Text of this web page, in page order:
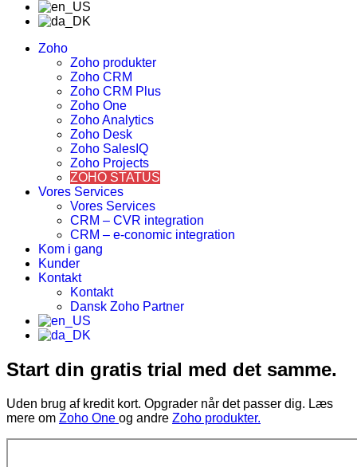
Zoho
Zoho produkter
Zoho CRM
Zoho CRM Plus
Zoho One
Zoho Analytics
Zoho Desk
Zoho SalesIQ
Zoho Projects
ZOHO STATUS
Vores Services
Vores Services
CRM – CVR integration
CRM – e-conomic integration
Kom i gang
Kunder
Kontakt
Kontakt
Dansk Zoho Partner
Start din gratis trial med det samme.
Uden brug af kredit kort. Opgrader når det passer dig. Læs
mere om Zoho One og andre Zoho produkter.